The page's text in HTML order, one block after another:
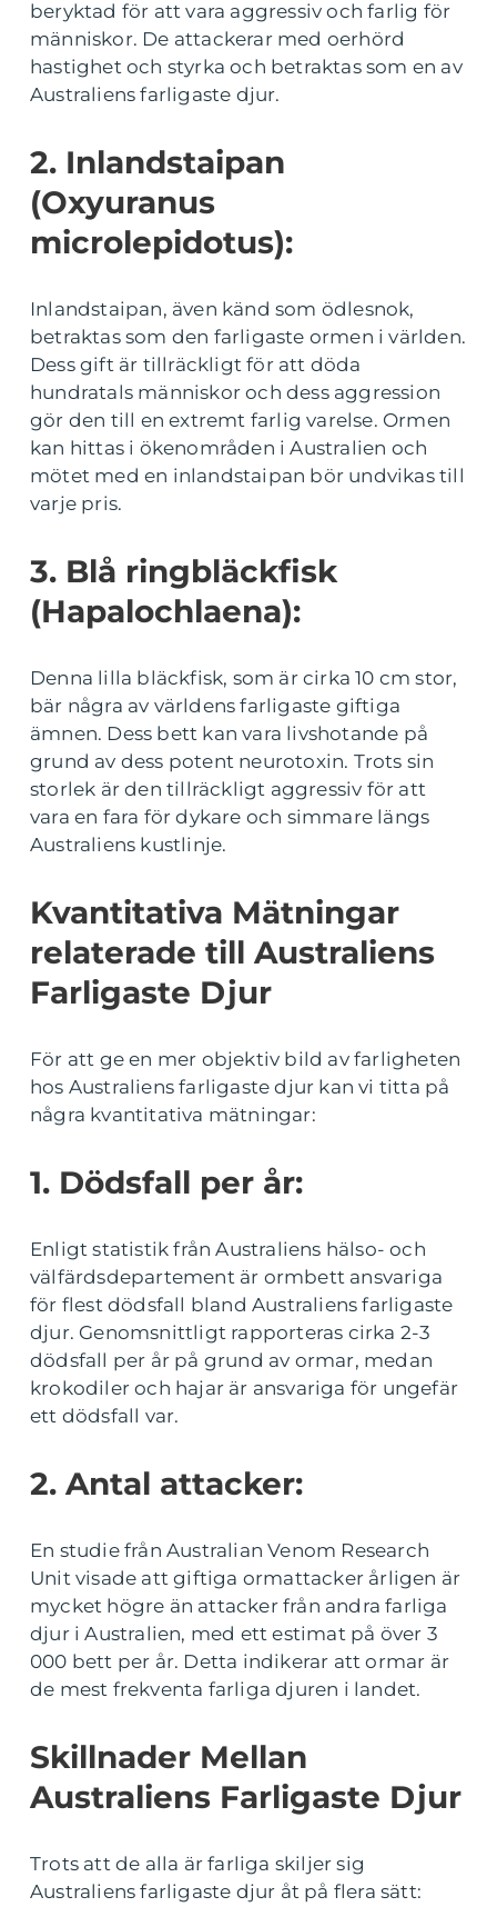
beryktad för att vara aggressiv och farlig för
människor. De attackerar med oerhörd
hastighet och styrka och betraktas som en av
Australiens farligaste djur.
2. Inlandstaipan
(Oxyuranus
microlepidotus):
Inlandstaipan, även känd som ödlesnok,
betraktas som den farligaste ormen i världen.
Dess gift är tillräckligt för att döda
hundratals människor och dess aggression
gör den till en extremt farlig varelse. Ormen
kan hittas i ökenområden i Australien och
mötet med en inlandstaipan bör undvikas till
varje pris.
3. Blå ringbläckfisk
(Hapalochlaena):
Denna lilla bläckfisk, som är cirka 10 cm stor,
bär några av världens farligaste giftiga
ämnen. Dess bett kan vara livshotande på
grund av dess potent neurotoxin. Trots sin
storlek är den tillräckligt aggressiv för att
vara en fara för dykare och simmare längs
Australiens kustlinje.
Kvantitativa Mätningar
relaterade till Australiens
Farligaste Djur
För att ge en mer objektiv bild av farligheten
hos Australiens farligaste djur kan vi titta på
några kvantitativa mätningar:
1. Dödsfall per år:
Enligt statistik från Australiens hälso- och
välfärdsdepartement är ormbett ansvariga
för flest dödsfall bland Australiens farligaste
djur. Genomsnittligt rapporteras cirka 2-3
dödsfall per år på grund av ormar, medan
krokodiler och hajar är ansvariga för ungefär
ett dödsfall var.
2. Antal attacker:
En studie från Australian Venom Research
Unit visade att giftiga ormattacker årligen är
mycket högre än attacker från andra farliga
djur i Australien, med ett estimat på över 3
000 bett per år. Detta indikerar att ormar är
de mest frekventa farliga djuren i landet.
Skillnader Mellan
Australiens Farligaste Djur
Trots att de alla är farliga skiljer sig
Australiens farligaste djur åt på flera sätt: